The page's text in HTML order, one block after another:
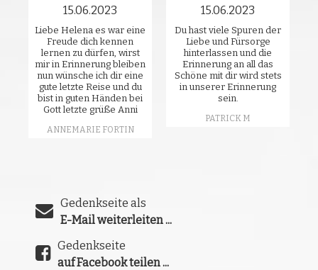
15.06.2023
Liebe Helena es war eine
Freude dich kennen
lernen zu dürfen, wirst
mir in Erinnerung bleiben
nun wünsche ich dir eine
gute letzte Reise und du
bist in guten Händen bei
Gott letzte grüße Anni
ANNEMARIE FORTIN
15.06.2023
Du hast viele Spuren der
Liebe und Fürsorge
hinterlassen und die
Erinnerung an all das
Schöne mit dir wird stets
in unserer Erinnerung
sein.
PATRICK M
Gedenkseite als
E-Mail weiterleiten ...
Gedenkseite
auf Facebook teilen ...